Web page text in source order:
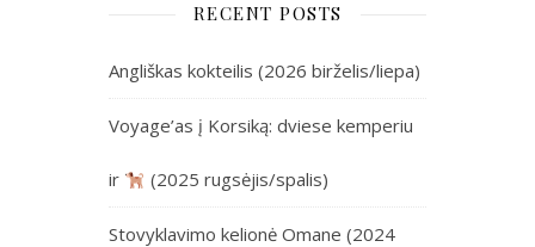
RECENT POSTS
Angliškas kokteilis (2026 birželis/liepa)
Voyage’as į Korsiką: dviese kemperiu
ir (2025 rugsėjis/spalis)
Stovyklavimo kelionė Omane (2024